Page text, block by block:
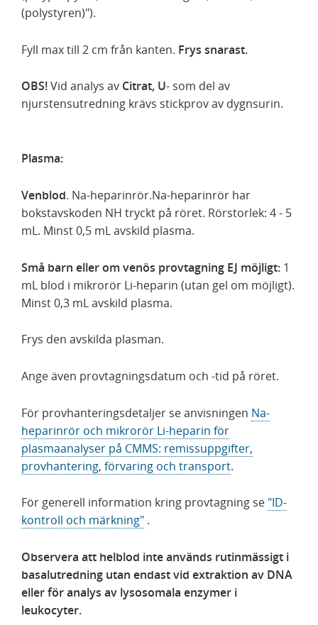
(polystyren)").
Fyll max till 2 cm från kanten. Frys snarast.
OBS!Vid analys av Citrat, U- som del av
njurstensutredning krävs stickprov av dygnsurin.
Plasma:
Venblod. Na-heparinrör.Na-heparinrör har
bokstavskoden NH tryckt på röret. Rörstorlek: 4 - 5
mL. Minst 0,5 mL avskild plasma.
Små barn eller om venös provtagning EJ möjligt: 1
mL blod i mikrorör Li-heparin (utan gel om möjligt).
Minst 0,3 mL avskild plasma.
Frys den avskilda plasman.
Ange även provtagningsdatum och -tid på röret.
För provhanteringsdetaljer se anvisningen Na-
heparinrör och mikrorör Li-heparin för
plasmaanalyser på CMMS: remissuppgifter,
provhantering, förvaring och transport.
För generell information kring provtagning se "ID-
kontroll och märkning" .
Observera att helblod inte används rutinmässigt i
basalutredning utan endast vid extraktion av DNA
eller för analys av lysosomala enzymer i
leukocyter.